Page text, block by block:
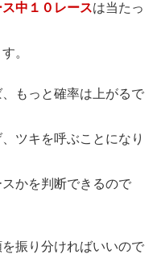
中１０レースは当たっ
。
もっと確率は上がるで
ツキを呼ぶことになり
かを判断できるので
振り分ければいいので